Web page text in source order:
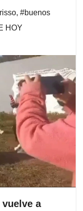
, #buenos
HOY
a